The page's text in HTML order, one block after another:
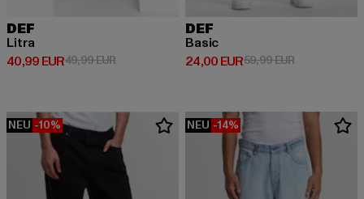
DEF
Litra
40,99 EUR
Derzeitiger Preis: 40,99 EUR
49,99 EURAktionspreis: 49,99 EUR
DEF
Basic
24,00 EUR
Derzeitiger Preis: 24,00 EUR
59,99 EURAktionspreis:
NEU -10% NEU -14%